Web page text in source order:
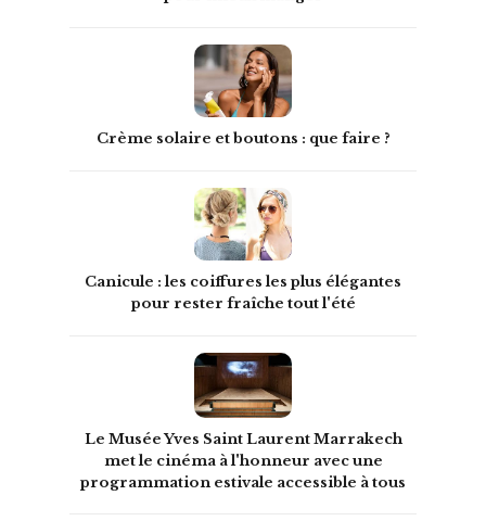
Crème solaire et boutons : que faire ?
Canicule : les coiffures les plus élégantes
pour rester fraîche tout l'été
Le Musée Yves Saint Laurent Marrakech
met le cinéma à l'honneur avec une
programmation estivale accessible à tous